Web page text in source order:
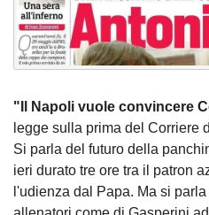
"Il Napoli vuole convincere
legge sulla prima del Corriere
Si parla del futuro della
ieri durato tre ore tra il patron
l'udienza dal Papa. Ma si